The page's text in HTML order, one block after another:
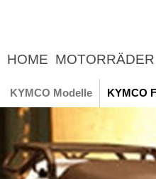
HOME MOTORRÄDER
UNTERNEHMEN
KYMCO Modelle KYMCO